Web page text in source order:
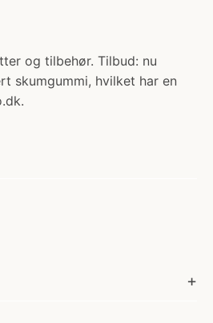
og tilbehør. Tilbud: nu
skumgummi, hvilket har en